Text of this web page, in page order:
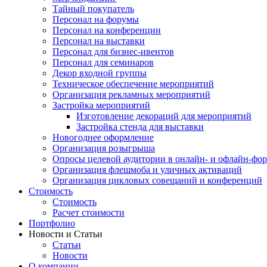
Тайный покупатель
Персонал на форумы
Персонал на конференции
Персонал на выставки
Персонал для бизнес-ивентов
Персонал для семинаров
Декор входной группы
Техническое обеспечение мероприятий
Организация рекламных мероприятий
Застройка мероприятий
Изготовление декораций для мероприятий
Застройка стенда для выставки
Новогоднее оформление
Организация розыгрыша
Опросы целевой аудитории в онлайн- и офлайн-
Организация флешмоба и уличных активаций
Организация цикловых совещаний и конференций
Стоимость
Стоимость
Расчет стоимости
Портфолио
Новости и Статьи
Статьи
Новости